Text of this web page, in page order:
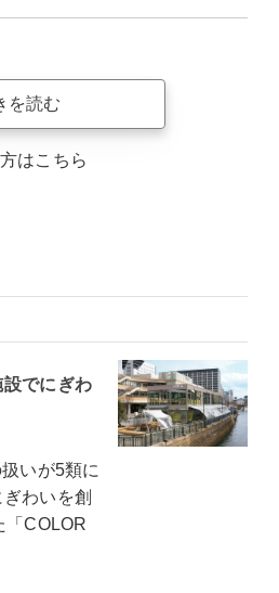
を読む
はこちら
でにぎわ
いが5類に
わいを創
「COLOR